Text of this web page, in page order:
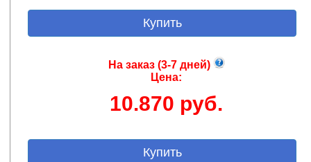
Купить
На заказ (3-7 дней)
Цена:
10.870 руб.
Купить